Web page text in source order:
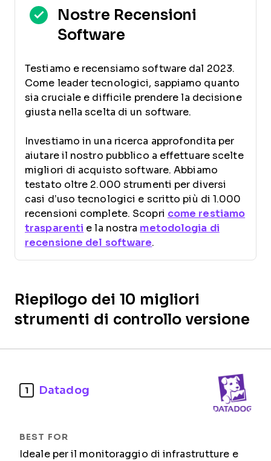
Nostre Recensioni
Software
Testiamo e recensiamo software dal 2023.
Come leader tecnologici, sappiamo quanto
sia cruciale e difficile prendere la decisione
giusta nella scelta di un software.
Investiamo in una ricerca approfondita per
aiutare il nostro pubblico a effettuare scelte
migliori di acquisto software. Abbiamo
testato oltre 2.000 strumenti per diversi
casi d’uso tecnologici e scritto più di 1.000
recensioni complete. Scopri come restiamo
trasparenti e la nostra metodologia di
recensione del software.
Riepilogo dei 10 migliori
strumenti di controllo versione
1 Datadog
Ideale per il monitoraggio di infrastrutture e